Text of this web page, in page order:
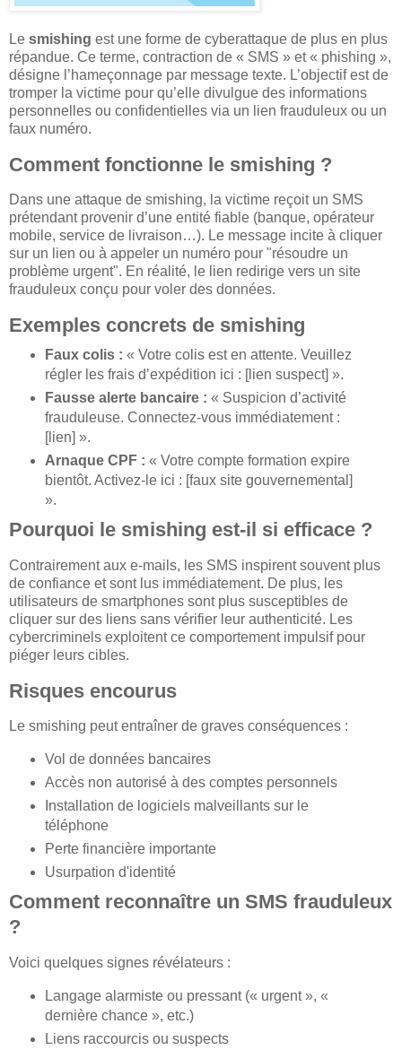
Le smishing est une forme de cyberattaque de plus en plus
répandue. Ce terme, contraction de « SMS » et « phishing »,
désigne l’hameçonnage par message texte. L’objectif est de
tromper la victime pour qu’elle divulgue des informations
personnelles ou confidentielles via un lien frauduleux ou un
faux numéro.
Comment fonctionne le smishing ?
Dans une attaque de smishing, la victime reçoit un SMS
prétendant provenir d’une entité fiable (banque, opérateur
mobile, service de livraison…). Le message incite à cliquer
sur un lien ou à appeler un numéro pour "résoudre un
problème urgent". En réalité, le lien redirige vers un site
frauduleux conçu pour voler des données.
Exemples concrets de smishing
Faux colis : « Votre colis est en attente. Veuillez
régler les frais d’expédition ici : [lien suspect] ».
Fausse alerte bancaire : « Suspicion d’activité
frauduleuse. Connectez-vous immédiatement :
[lien] ».
Arnaque CPF : « Votre compte formation expire
bientôt. Activez-le ici : [faux site gouvernemental]
».
Pourquoi le smishing est-il si efficace ?
Contrairement aux e-mails, les SMS inspirent souvent plus
de confiance et sont lus immédiatement. De plus, les
utilisateurs de smartphones sont plus susceptibles de
cliquer sur des liens sans vérifier leur authenticité. Les
cybercriminels exploitent ce comportement impulsif pour
piéger leurs cibles.
Risques encourus
Le smishing peut entraîner de graves conséquences :
Vol de données bancaires
Accès non autorisé à des comptes personnels
Installation de logiciels malveillants sur le
téléphone
Perte financière importante
Usurpation d'identité
Comment reconnaître un SMS frauduleux
?
Voici quelques signes révélateurs :
Langage alarmiste ou pressant (« urgent », «
dernière chance », etc.)
Liens raccourcis ou suspects